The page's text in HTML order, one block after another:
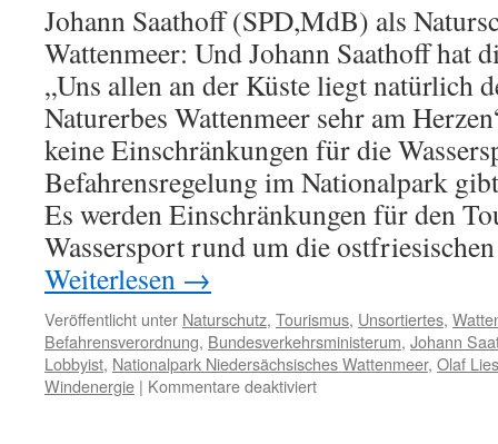
Johann Saathoff (SPD,MdB) als
Wattenmeer: Und Johann Saathoff hat
„Uns allen an der Küste liegt natürlich
Naturerbes Wattenmeer sehr am
keine Einschränkungen für die
Befahrensregelung im Nationalpark
Es werden Einschränkungen für den
Wassersport rund um die
Weiterlesen →
Veröffentlicht unter Naturschutz, Tourismus, Unsortiertes,
Befahrensverordnung, Bundesverkehrsministerum, Johann
Lobbyist, Nationalpark Niedersächsisches Wattenmeer, Olaf Lies
Windenergie | Kommentare deaktiviertfür